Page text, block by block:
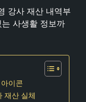
강사 재산 내역부
사생활 정보까
이콘
재산 실체